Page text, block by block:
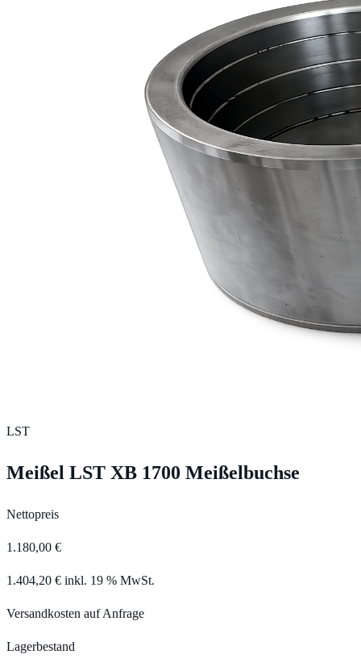
LST
Meißel LST XB 1700 Meißelbuchse
Nettopreis
1.180,00 €
1.404,20 € inkl. 19 % MwSt.
Versandkosten auf Anfrage
Lagerbestand